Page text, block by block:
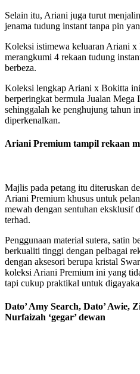
Selain itu, Ariani juga turut
jenama tudung instant tanpa pin
Koleksi istimewa keluaran Ariani x
merangkumi 4 rekaan tudung
berbeza.
Koleksi lengkap Ariani x Bokitta
berperingkat bermula Jualan Mega
sehinggalah ke penghujung tahun
diperkenalkan.
Ariani Premium tampil rekaan
Majlis pada petang itu diteruskan
Ariani Premium khusus untuk
mewah dengan sentuhan eksklusif
terhad.
Penggunaan material sutera, satin
berkualiti tinggi dengan pelbagai
dengan aksesori berupa kristal
koleksi Ariani Premium ini yang
tapi cukup praktikal untuk
Dato’ Amy Search, Dato’ Awie,
Nurfaizah ‘gegar’ dewan